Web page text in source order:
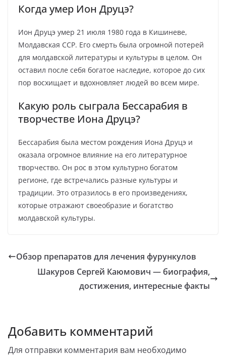
Когда умер Ион Друцэ?
Ион Друцэ умер 21 июля 1980 года в Кишиневе,
Молдавская ССР. Его смерть была огромной потерей
для молдавской литературы и культуры в целом. Он
оставил после себя богатое наследие, которое до сих
пор восхищает и вдохновляет людей во всем мире.
Какую роль сыграла Бессарабия в
творчестве Иона Друцэ?
Бессарабия была местом рождения Иона Друцэ и
оказала огромное влияние на его литературное
творчество. Он рос в этом культурно богатом
регионе, где встречались разные культуры и
традиции. Это отразилось в его произведениях,
которые отражают своеобразие и богатство
молдавской культуры.
Обзор препаратов для лечения фурункулов
Шакуров Сергей Каюмович — биография,
достижения, интересные факты
Добавить комментарий
Для отправки комментария вам необходимо